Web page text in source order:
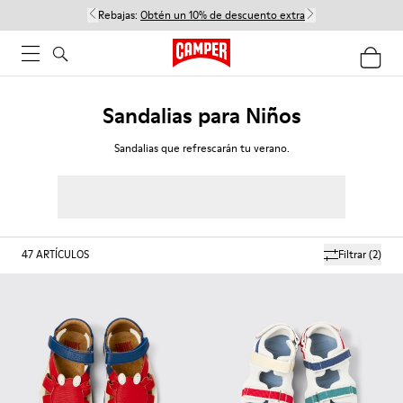
Rebajas: Obtén un 10% de descuento extra
Sandalias para Niños
Sandalias que refrescarán tu verano.
Filtrar(2)
47ARTÍCULOS